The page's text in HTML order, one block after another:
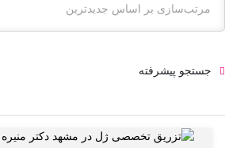
مرتب‌سازی بر اساس جدیدترین
جستجو پیشرفته